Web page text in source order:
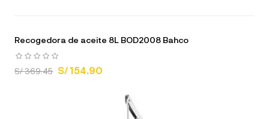
Recogedora de aceite 8L BOD2008 Bahco
S/ 369.45 S/ 154.90